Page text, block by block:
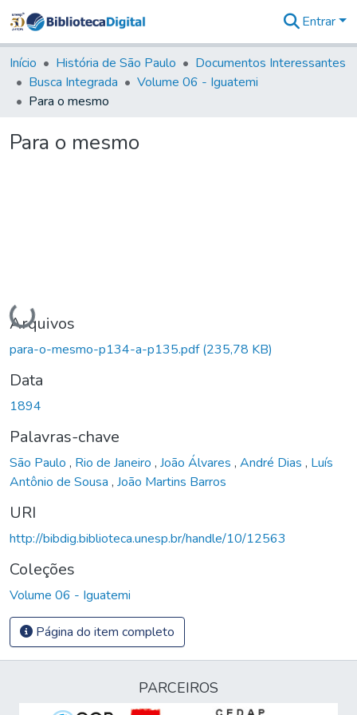
&
Coleções
Tudo na
Entrar
Início História de São Paulo
Documentos Interessantes
Busca Integrada
Volume 06 - Iguatemi
Para o mesmo
Para o mesmo
Carregando...
Arquivos
para-o-mesmo-p134-a-p135.pdf(235,78 KB)
Data
1894
Palavras-chave
São Paulo , Rio de Janeiro , João Álvares , André Dias , Luís
Antônio de Sousa , João Martins Barros
URI
http://bibdig.biblioteca.unesp.br/handle/10/12563
Coleções
Volume 06 - Iguatemi
Página do item completo
PARCEIROS